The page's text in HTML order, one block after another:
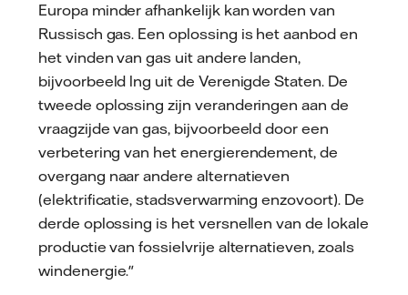
Europa minder afhankelijk kan worden van
Russisch gas. Een oplossing is het aanbod en
het vinden van gas uit andere landen,
bijvoorbeeld lng uit de Verenigde Staten. De
tweede oplossing zijn veranderingen aan de
vraagzijde van gas, bijvoorbeeld door een
verbetering van het energierendement, de
overgang naar andere alternatieven
(elektrificatie, stadsverwarming enzovoort). De
derde oplossing is het versnellen van de lokale
productie van fossielvrije alternatieven, zoals
windenergie."